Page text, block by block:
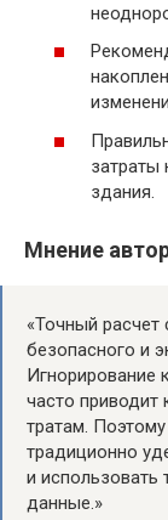
затраты
здания.
Мнение
«Точный расчет
безопасного и
Игнорирование
часто приводит
тратам.
традиционно
и использовать
данные.»